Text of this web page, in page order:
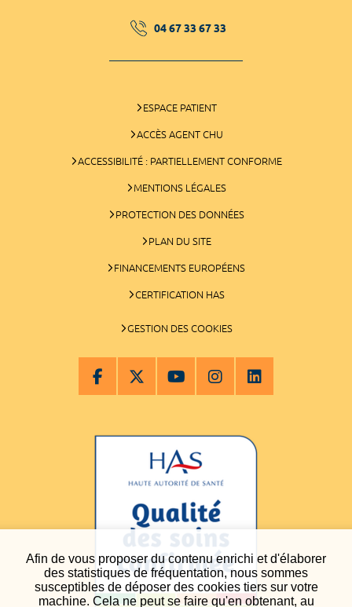
Afin de vous proposer du contenu enrichi et d'élaborer
des statistiques de fréquentation, nous sommes
susceptibles de déposer des cookies tiers sur votre
machine. Cela ne peut se faire qu'en obtenant, au
04 67 33 67 33
ESPACE PATIENT
ACCÈS AGENT CHU
ACCESSIBILITÉ : PARTIELLEMENT CONFORME
MENTIONS LÉGALES
PROTECTION DES DONNÉES
PLAN DU SITE
FINANCEMENTS EUROPÉENS
CERTIFICATION HAS
GESTION DES COOKIES